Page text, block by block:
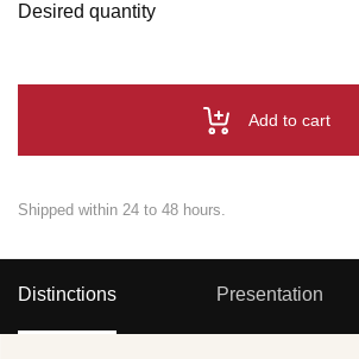
Desired quantity
Add to cart
Shipped within 24 to 48 hours.
Distinctions Presentation